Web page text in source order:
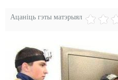
Ацаніць гэты матэрыял
Дзяржава
Затрыманьні